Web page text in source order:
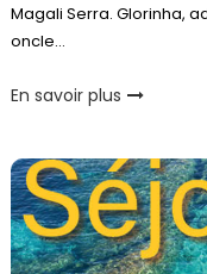
Magali Serra. Glorinha,
oncle…
En savoir plus